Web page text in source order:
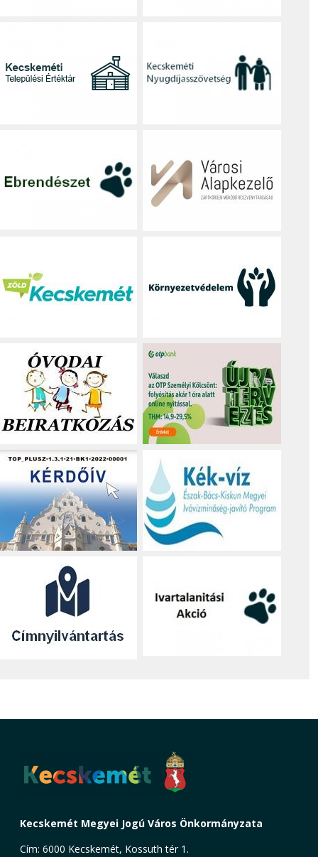
Kecskemét Megyei Jogú Város Önkormányzata
Cím: 6000 Kecskemét, Kossuth tér 1.